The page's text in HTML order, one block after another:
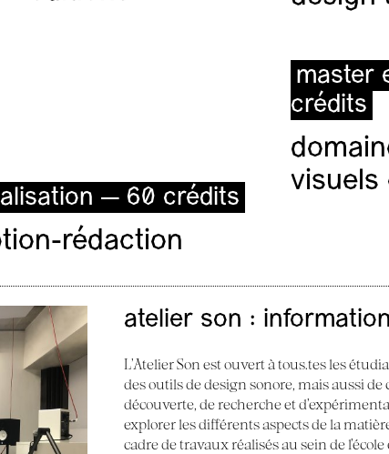
— 60 crédits
rédaction
master
crédits
visuels
atelier son :
L’Atelier Son est ouvert à tous.tes les
des outils de design sonore, mais aussi
découverte, de recherche et
explorer les différents aspects de la
cadre de travaux réalisés au sein de